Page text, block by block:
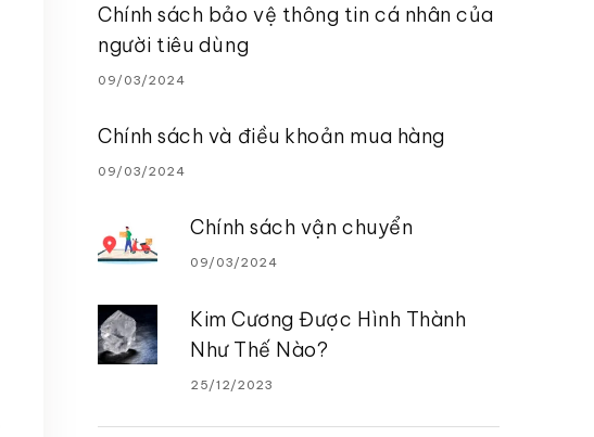
Chính sách bảo vệ thông tin cá nhân của
người tiêu dùng
09/03/2024
Chính sách và điều khoản mua hàng
09/03/2024
Chính sách vận chuyển
09/03/2024
Kim Cương Được Hình Thành
Như Thế Nào?
25/12/2023